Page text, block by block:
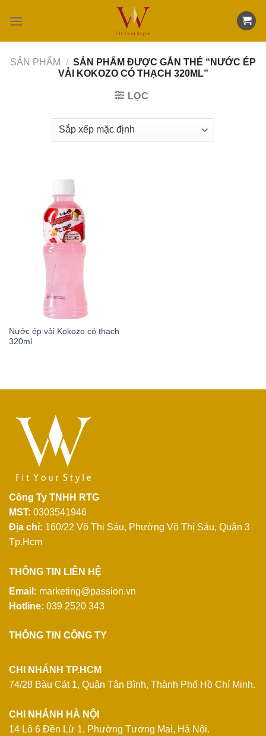
SẢN PHẨM / SẢN PHẨM ĐƯỢC GẮN THẺ “NƯỚC ÉP
VẢI KOKOZO CÓ THẠCH 320ML”
LỌC
Nước ép vải Kokozo có thạch
320ml
Công Ty TNHH RTG
MST: 0303541946
Địa chỉ: 160/22 Võ Thị Sáu, Phường Võ Thị Sáu, Quận 3
Tp.Hcm
THÔNG TIN LIÊN HỆ
Email: marketing@passion.vn
Hotline: 039 2520 343
THÔNG TIN CÔNG TY
CHI NHÁNH TP.HCM
74/28 Bàu Cát 1, Quận Tân Bình, Thành Phố Hồ Chí Minh.
CHI NHÁNH HÀ NỘI
14 Lô 6 Đền Lừ 1, Phường Tương Mai, Hà Nội.